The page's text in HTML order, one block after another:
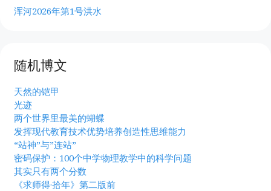
浑河2026年第1号洪水
随机博文
天然的铠甲
光迹
两个世界里最美的蝴蝶
发挥现代教育技术优势培养创造性思维能力
“站神”与”连站”
密码保护：100个中学物理教学中的科学问题
其实只有两个分数
《求师得·拾年》第二版前